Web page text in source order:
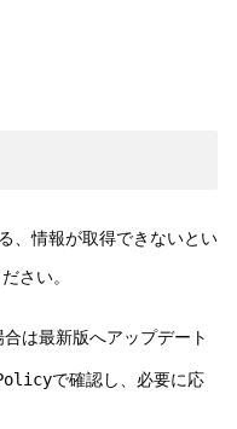
、情報が取得できないとい
さい。
は最新版へアップデート
で確認し、必要に応